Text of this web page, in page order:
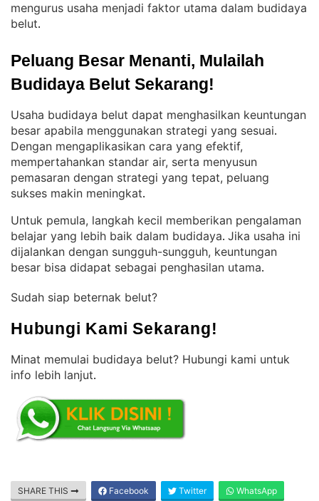
mengurus usaha menjadi faktor utama dalam budidaya
belut.
Peluang Besar Menanti, Mulailah
Budidaya Belut Sekarang!
Usaha budidaya belut dapat menghasilkan keuntungan
besar apabila menggunakan strategi yang sesuai
Dengan mengaplikasikan cara yang efektif,
mempertahankan standar air, serta menyusun
pemasaran dengan strategi yang tepat, peluang
sukses makin meningkat.
Untuk pemula, langkah kecil memberikan pengalaman
belajar yang lebih baik dalam budidaya. Jika usaha ini
dijalankan dengan sungguh-sungguh, keuntungan
besar bisa didapat sebagai penghasilan utama.
Sudah siap beternak belut?
Hubungi Kami Sekarang!
Minat memulai budidaya belut? Hubungi kami untuk
info lebih lanjut.
SHARE THIS Facebook Twitter WhatsApp